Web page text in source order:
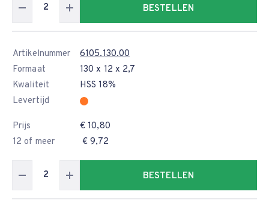
BESTELLEN
Artikelnummer
6105.130.00
Formaat
130 x 12 x 2,7
Kwaliteit
HSS 18%
Levertijd
Prijs
€ 10,80
12 of meer
€ 9,72
BESTELLEN